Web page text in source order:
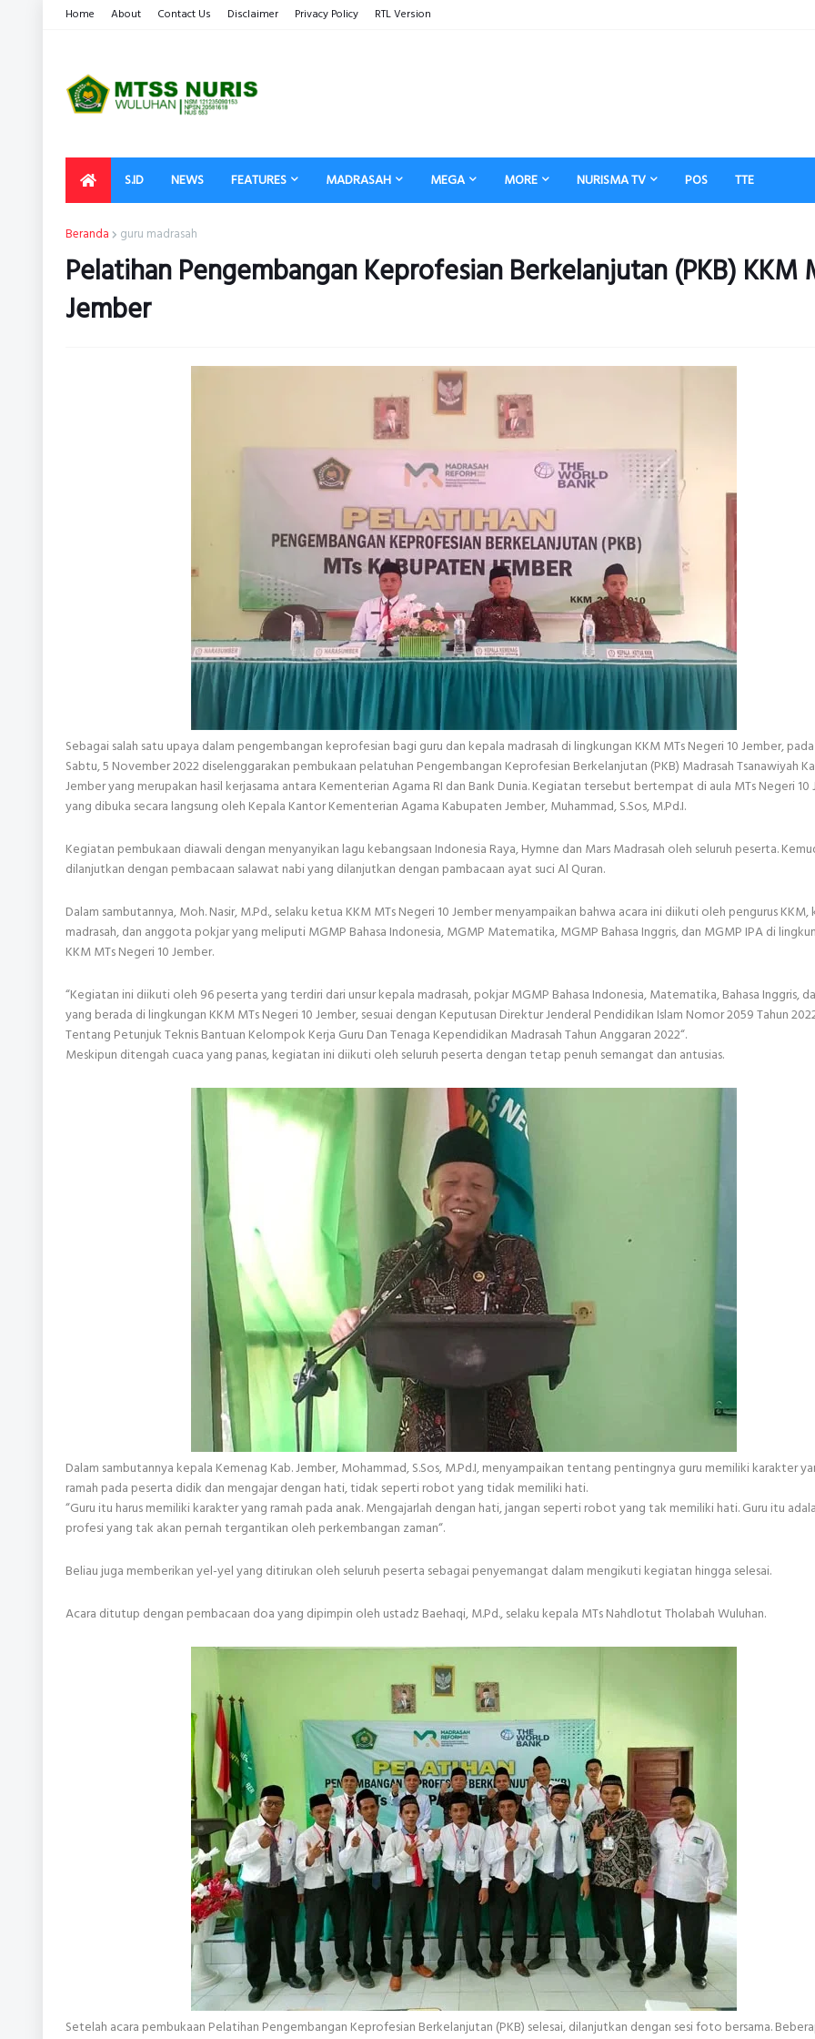
Home About Contact Us Disclaimer Privacy Policy RTL Version
S.ID NEWS FEATURES MADRASAH MEGA MORE NURISMA TV POS TTE
Beranda guru madrasah
Pelatihan Pengembangan Keprofesian Berkelanjutan (PKB) KKM
Jember
Sebagai salah satu upaya dalam pengembangan keprofesian bagi guru dan kepala madrasah di lingkungan KKM MTs Negeri 10 Jember,
Sabtu, 5 November 2022 diselenggarakan pembukaan pelatuhan Pengembangan Keprofesian Berkelanjutan (PKB) Madrasah Tsanawiyah
Jember yang merupakan hasil kerjasama antara Kementerian Agama RI dan Bank Dunia. Kegiatan tersebut bertempat di aula MTs Negeri 10
yang dibuka secara langsung oleh Kepala Kantor Kementerian Agama Kabupaten Jember, Muhammad, S.Sos, M.Pd.I.
Kegiatan pembukaan diawali dengan menyanyikan lagu kebangsaan Indonesia Raya, Hymne dan Mars Madrasah oleh seluruh peserta.
dilanjutkan dengan pembacaan salawat nabi yang dilanjutkan dengan pambacaan ayat suci Al Quran.
Dalam sambutannya, Moh. Nasir, M.Pd., selaku ketua KKM MTs Negeri 10 Jember menyampaikan bahwa acara ini diikuti oleh pengurus KKM,
madrasah, dan anggota pokjar yang meliputi MGMP Bahasa Indonesia, MGMP Matematika, MGMP Bahasa Inggris, dan MGMP IPA di
KKM MTs Negeri 10 Jember.
“Kegiatan ini diikuti oleh 96 peserta yang terdiri dari unsur kepala madrasah, pokjar MGMP Bahasa Indonesia, Matematika, Bahasa Inggris,
yang berada di lingkungan KKM MTs Negeri 10 Jember, sesuai dengan Keputusan Direktur Jenderal Pendidikan Islam Nomor 2059 Tahun
Tentang Petunjuk Teknis Bantuan Kelompok Kerja Guru Dan Tenaga Kependidikan Madrasah Tahun Anggaran 2022“.
Meskipun ditengah cuaca yang panas, kegiatan ini diikuti oleh seluruh peserta dengan tetap penuh semangat dan antusias.
Dalam sambutannya kepala Kemenag Kab. Jember, Mohammad, S.Sos, M.Pd.I, menyampaikan tentang pentingnya guru memiliki karakter
ramah pada peserta didik dan mengajar dengan hati, tidak seperti robot yang tidak memiliki hati.
“Guru itu harus memiliki karakter yang ramah pada anak. Mengajarlah dengan hati, jangan seperti robot yang tak memiliki hati. Guru itu
profesi yang tak akan pernah tergantikan oleh perkembangan zaman“.
Beliau juga memberikan yel-yel yang ditirukan oleh seluruh peserta sebagai penyemangat dalam mengikuti kegiatan hingga selesai.
Acara ditutup dengan pembacaan doa yang dipimpin oleh ustadz Baehaqi, M.Pd., selaku kepala MTs Nahdlotut Tholabah Wuluhan.
Setelah acara pembukaan Pelatihan Pengembangan Keprofesian Berkelanjutan (PKB) selesai, dilanjutkan dengan sesi foto bersama.